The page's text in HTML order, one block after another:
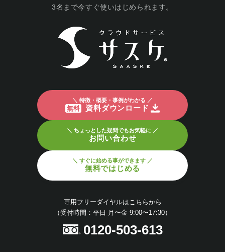
3名まで今すぐ使いはじめられます。
＼ 特徴・概要・事例がわかる ／
無料 資料ダウンロード
＼ ちょっとした疑問でもお気軽に ／
お問い合わせ
＼ すぐに始める事ができます ／
無料ではじめる
専用フリーダイヤルはこちらから
（受付時間：平日 月〜金 9:00〜17:30）
0120-503-613